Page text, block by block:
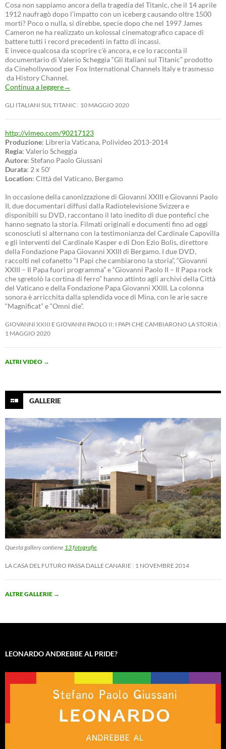
Cosa non sappiamo ancora della tragedia del Titanic, che il 14 aprile
1912 naufragò dopo l’impatto con un iceberg causando oltre 1500
morti? Poco o nulla, si direbbe, specie dopo che nel 1997 James
Cameron ne ha realizzato un kolossal cinematografico capace di
battere tutti i record precedenti in fatto di incassi.
E invece qualcosa da scoprire c’è ancora, e ce lo racconta il
documentario di Valerio Scheggia “Gli Italiani sul Titanic” prodotto
da Cinehollywood per Fox International Channels Italy e trasmesso
da History Channel.
Continua a leggere→
GLI ITALIANI SUL TITANIC 10 MAGGIO 2020
http://vimeo.com/90217123
Produzione: Libreria Vaticana, Polivideo 2013-2014
Regia: Valerio Scheggia
Autore: Stefano Paolo Giussani
Durata: 2 x 50′
Location: Città del Vaticano, Bergamo
In occasione della canonizzazione di Giovanni XXIII e Giovanni Paolo
II, due documentari diffusi dalla Radiotelevisione Svizzera e
disponibili su DVD, raccontano il lato inedito di due pontefici che
hanno segnato la storia. Filmati originali e documenti fino ad oggi
sconosciuti si alternano con la testimonianza del Cardinale Capovilla
e gli interventi del Cardinale Kasper e di Don Ezio Bolis, direttore
della Fondazione Papa Giovanni XXIII di Bergamo. I due DVD,
raccolti nel cofanetto “I Papi che cambiarono la storia”, “Giovanni
XXIII – Il Papa fuori programma” e “Giovanni Paolo II – Il Papa rock
che sgretolò la cortina di ferro” hanno attinto agli archivi della Città
del Vaticano e della Fondazione Papa Giovanni XXIII. La colonna
sonora è arricchita dalla splendida voce di Mina, con le arie sacre
“Magnificat” e “Omni die”.
GIOVANNI XXIII E GIOVANNI PAOLO II: I PAPI CHE CAMBIARONO LA STORIA
1 MAGGIO 2020
ALTRI VIDEO →
GALLERIE
Questa gallery contiene 13 fotografie
LA CASA DEL FUTURO PASSA DALLE CANARIE 1 NOVEMBRE 2014
ALTRE GALLERIE →
LEONARDO ANDREBBE AL PRIDE?